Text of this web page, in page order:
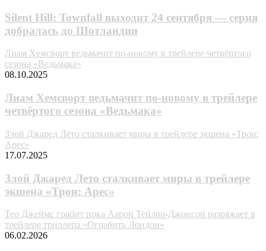
Silent Hill: Townfall выходит 24 сентября — серия
добралась до Шотландии
Лиам Хемсворт ведьмачит по-новому в трейлере четвёртого
сезона «Ведьмака»
08.10.2025
Лиам Хемсворт ведьмачит по-новому в трейлере
четвёртого сезона «Ведьмака»
Злой Джаред Лето сталкивает миры в трейлере экшена «Трон:
Арес»
17.07.2025
Злой Джаред Лето сталкивает миры в трейлере
экшена «Трон: Арес»
Тео Джеймс грабит пока Аарон Тейлор-Джонсон разряжает в
трейлере триллера «Ограбить Лондон»
06.02.2026